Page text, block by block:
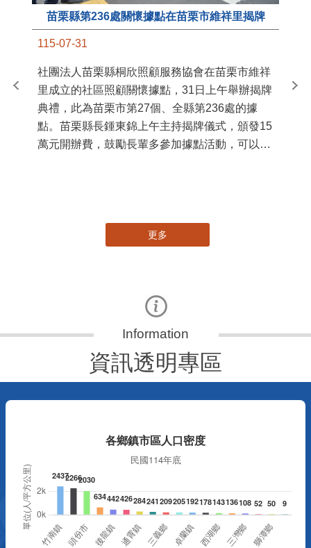
苗栗縣第236處關懷據點在苗栗市維祥里揭牌
115-07-31
社團法人苗栗縣桐欣照顧服務協會在苗栗市維祥
里成立的社區照顧關懷據點，31日上午舉辦揭牌
典禮，此為苗栗市第27個、全縣第236處的據
點。苗栗縣長鍾東錦上午主持揭牌儀式，頒發15
萬元開辦費，鼓勵長輩多參加據點活動，可以更
苗
更多
資訊透明專區